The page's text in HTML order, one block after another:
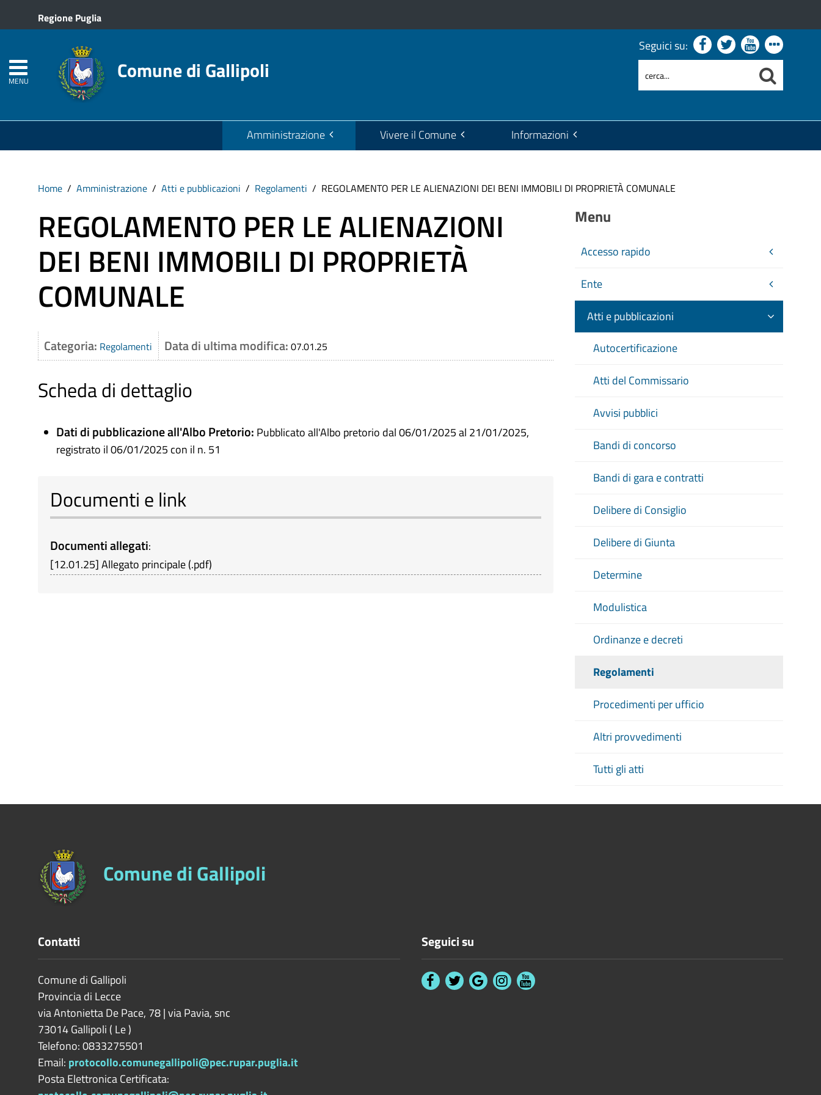
Regione Puglia
MENU Comune di Gallipoli
Seguici su:
Amministrazione Vivere il Comune Informazioni
Home Amministrazione Atti e pubblicazioni Regolamenti REGOLAMENTO PER LE ALIENAZIONI DEI BENI IMMOBILI DI PROPRIETÀ COMUNALE
REGOLAMENTO PER LE ALIENAZIONI
DEI BENI IMMOBILI DI PROPRIETÀ
COMUNALE
Categoria: Regolamenti Data di ultima modifica: 07.01.25
Scheda di dettaglio
Dati di pubblicazione all'Albo Pretorio: Pubblicato all'Albo pretorio dal 06/01/2025 al 21/01/2025,
registrato il 06/01/2025 con il n. 51
Documenti e link
Documenti allegati:
[12.01.25]Allegato principale(.pdf)
Menu
Accesso rapido
Ente
Atti e pubblicazioni
Autocertificazione
Atti del Commissario
Avvisi pubblici
Bandi di concorso
Bandi di gara e contratti
Delibere di Consiglio
Delibere di Giunta
Determine
Modulistica
Ordinanze e decreti
Regolamenti
Procedimenti per ufficio
Altri provvedimenti
Tutti gli atti
Comune di Gallipoli
Contatti
Comune di Gallipoli
Provincia di Lecce
via Antonietta De Pace, 78 | via Pavia, snc
73014Gallipoli ( Le)
Telefono: 0833275501
Email: protocollo.comunegallipoli@pec.rupar.puglia.it
Posta Elettronica Certificata:
Seguici su